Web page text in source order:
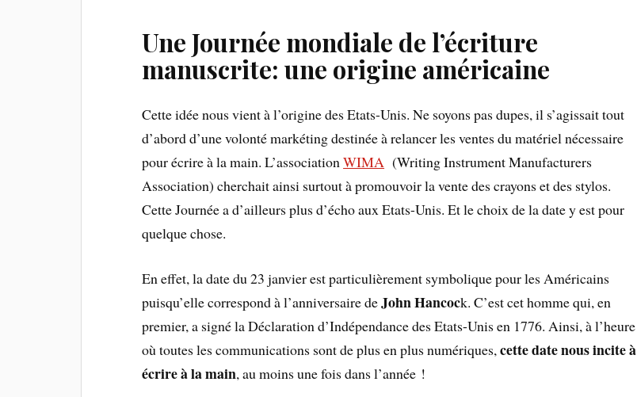
Une Journée mondiale de l’écriture
manuscrite: une origine américaine
Cette idée nous vient à l’origine des Etats-Unis. Ne soyons pas dupes, il s’agissait tout
d’abord d’une volonté markéting destinée à relancer les ventes du matériel nécessaire
pour écrire à la main. L’associationWIMA (Writing Instrument Manufacturers
Association) cherchait ainsi surtout à promouvoir la vente des crayons et des stylos.
Cette Journée a d’ailleurs plus d’écho aux Etats-Unis. Et le choix de la date y est pour
quelque chose.
En effet, la date du 23 janvier est particulièrement symbolique pour les Américains
puisqu’elle correspond à l’anniversaire deJohn Hancock. C’est cet homme qui, en
premier, a signé la Déclaration d’Indépendance des Etats-Unis en 1776. Ainsi, à l’heure
où toutes les communications sont de plus en plus numériques,cette date nous incite à
écrire à la main, au moins une fois dans l’année !